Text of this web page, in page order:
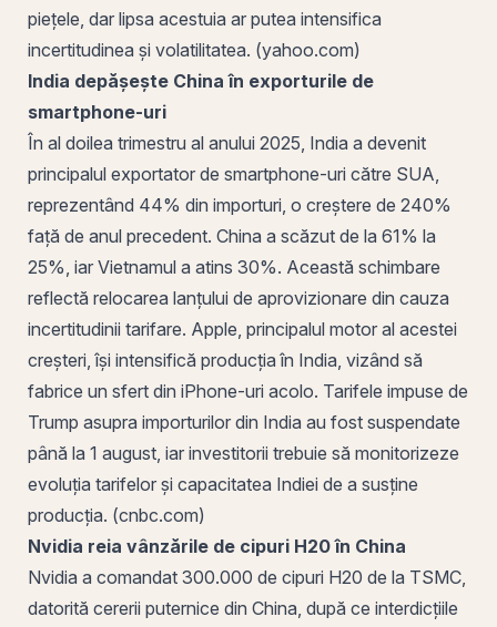
piețele, dar lipsa acestuia ar putea intensifica
incertitudinea și volatilitatea. (yahoo.com)
India depășește China în exporturile de
smartphone-uri
În al doilea trimestru al anului 2025, India a devenit
principalul exportator de smartphone-uri către SUA,
reprezentând 44% din importuri, o creștere de 240%
față de anul precedent. China a scăzut de la 61% la
25%, iar Vietnamul a atins 30%. Această schimbare
reflectă relocarea lanțului de aprovizionare din cauza
incertitudinii tarifare. Apple, principalul motor al acestei
creșteri, își intensifică producția în India, vizând să
fabrice un sfert din iPhone-uri acolo. Tarifele impuse de
Trump asupra importurilor din India au fost suspendate
până la 1 august, iar investitorii trebuie să monitorizeze
evoluția tarifelor și capacitatea Indiei de a susține
producția. (cnbc.com)
Nvidia reia vânzările de cipuri H20 în China
Nvidia a comandat 300.000 de cipuri H20 de la TSMC,
datorită cererii puternice din China, după ce interdicțiile